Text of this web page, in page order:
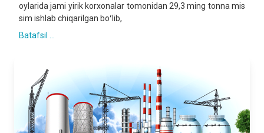
oylarida jami yirik korxonalar tomonidan 29,3 ming tonna mis
sim ishlab chiqarilgan boʻlib,
Batafsil ...